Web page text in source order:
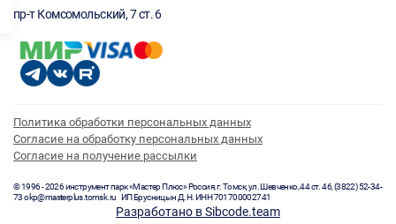
пр-т Комсомольский, 7 ст. 6
Политика обработки персональных данных
Согласие на обработку персональных данных
Согласие на получение рассылки
© 1996 - 2026 инструмент парк «Мастер Плюс» Россия, г. Томск, ул. Шевченко, 44 ст. 46, (3822) 52-34-
73 okp@masterplus.tomsk.ru ИП Брусницын Д.Н. ИНН 701700002741
Разработано в Sibcode.team